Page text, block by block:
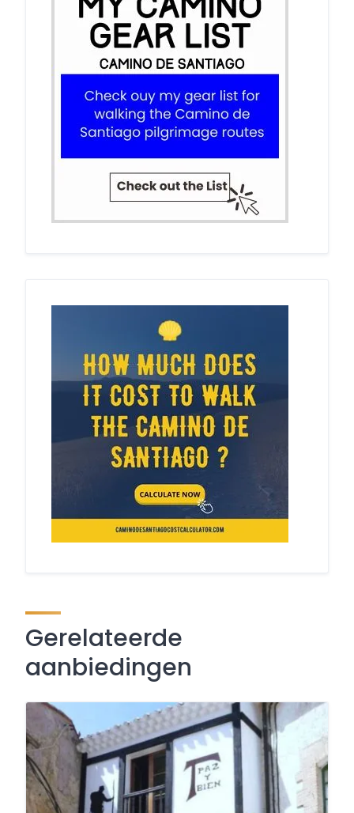
Gerelateerde
aanbiedingen